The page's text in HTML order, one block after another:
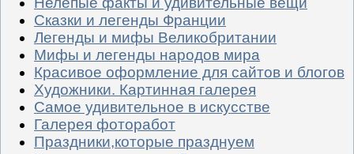
Сказки и легенды Франции
Легенды и мифы Великобритании
Мифы и легенды народов мира
Красивое оформление для сайтов и блогов
Художники. Картинная галерея
Самое удивительное в искусстве
Галерея фоторабот
Праздники,которые празднуем